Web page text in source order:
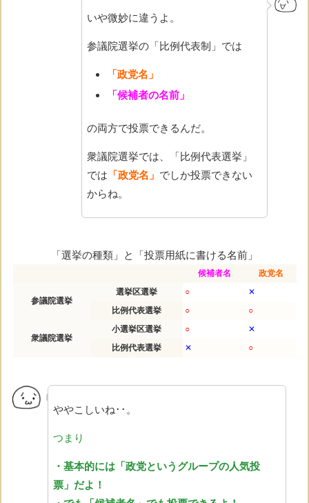
いや微妙に違うよ。
参議院選挙の「比例代表制」では
「政党名」
「候補者の名前」
の両方で投票できるんだ。
衆議院選挙では、「比例代表選挙」
では 「政党名」 でしか投票できない
からね。
「選挙の種類」と「投票用紙に書ける名前」
候補者名 政党名
参議院選挙
選挙区選挙 ○
✕
比例代表選挙
○ ○
衆議院選挙
小選挙区選挙 ○
✕
比例代表選挙
✕ ○
ややこしいね･･。
つまり
・基本的には「政党というグループの人気投
票」だよ！